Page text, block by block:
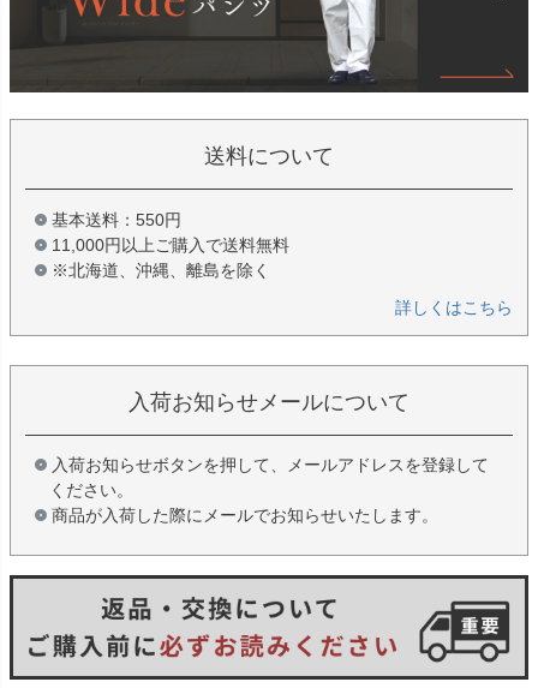
送料について
基本送料：550円
11,000円以上ご購入で送料無料
※北海道、沖縄、離島を除く
詳しくはこちら
入荷お知らせメールについて
入荷お知らせボタンを押して、メールアドレスを登録して
ください。
商品が入荷した際にメールでお知らせいたします。